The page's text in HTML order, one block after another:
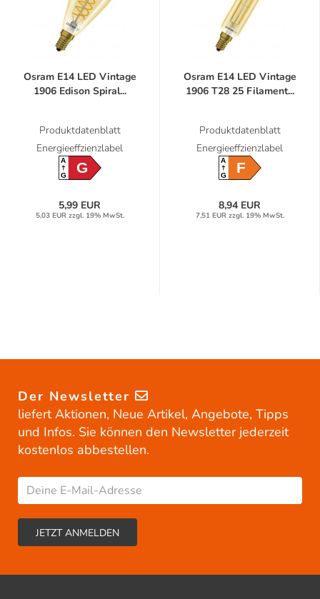
Osram E14 LED Vintage
1906 Edison Spiral...
Produktdatenblatt
Energieeffzienzlabel
A
GG
5,99 EUR
5,03 EUR zzgl. 19% MwSt.
Osram E14 LED Vintage
1906 T28 25 Filament...
Produktdatenblatt
Energieeffzienzlabel
A
GF
8,94 EUR
7,51 EUR zzgl. 19% MwSt.
Der Newsletter
liefert Aktionen, Neue Artikel, Angebote, Tipps
und Infos. Sie können den Newsletter jederzeit
kostenlos abbestellen.